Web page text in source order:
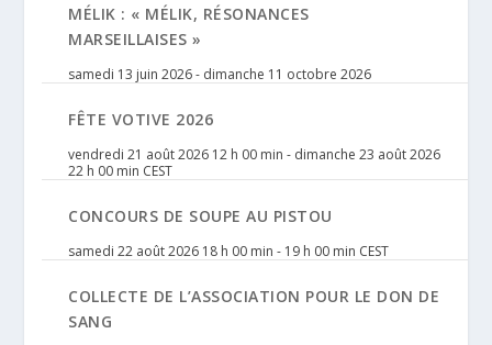
MÉLIK : « MÉLIK, RÉSONANCES
MARSEILLAISES »
samedi 13 juin 2026- dimanche 11 octobre 2026
FÊTE VOTIVE 2026
vendredi 21 août 2026 12 h 00 min - dimanche 23 août 2026
22 h 00 min CEST
CONCOURS DE SOUPE AU PISTOU
samedi 22 août 2026 18 h 00 min - 19 h 00 min CEST
COLLECTE DE L’ASSOCIATION POUR LE DON DE
SANG